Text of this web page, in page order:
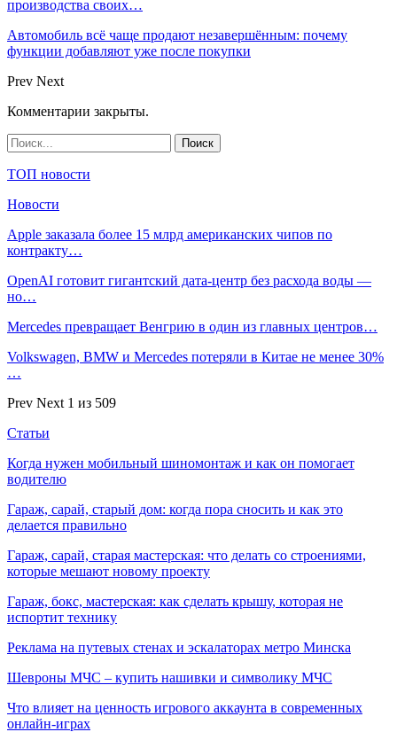
производства своих…
Автомобиль всё чаще продают незавершённым: почему
функции добавляют уже после покупки
Prev Next
Комментарии закрыты.
ТОП новости
Новости
Apple заказала более 15 млрд американских чипов по
контракту…
OpenAI готовит гигантский дата-центр без расхода воды —
но…
Mercedes превращает Венгрию в один из главных центров…
Volkswagen, BMW и Mercedes потеряли в Китае не менее 30%
…
Prev Next 1 из 509
Статьи
Когда нужен мобильный шиномонтаж и как он помогает
водителю
Гараж, сарай, старый дом: когда пора сносить и как это
делается правильно
Гараж, сарай, старая мастерская: что делать со строениями,
которые мешают новому проекту
Гараж, бокс, мастерская: как сделать крышу, которая не
испортит технику
Реклама на путевых стенах и эскалаторах метро Минска
Шевроны МЧС – купить нашивки и символику МЧС
Что влияет на ценность игрового аккаунта в современных
онлайн-играх